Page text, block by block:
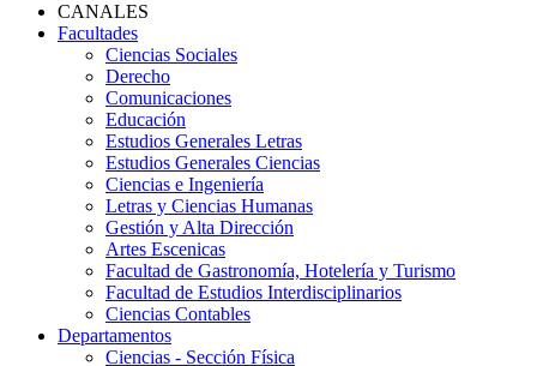
CANALES
Facultades
Ciencias Sociales
Derecho
Comunicaciones
Educación
Estudios Generales Letras
Estudios Generales Ciencias
Ciencias e Ingeniería
Letras y Ciencias Humanas
Gestión y Alta Dirección
Artes Escenicas
Facultad de Gastronomía, Hotelería y Turismo
Facultad de Estudios Interdisciplinarios
Ciencias Contables
Departamentos
Ciencias - Sección Física